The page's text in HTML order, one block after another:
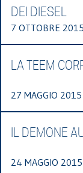
DEI DIESEL
7 OTTOBRE 2015
LA TEEM
27 MAGGIO 2015
IL DEMONE
24 MAGGIO 2015